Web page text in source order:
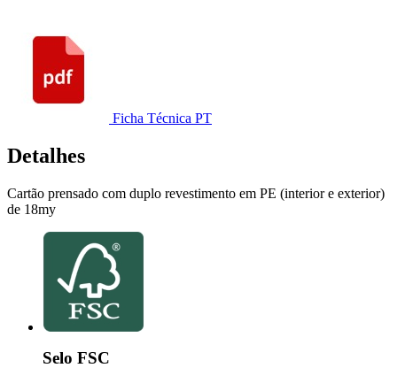
Ficha Técnica PT
Detalhes
Cartão prensado com duplo revestimento em PE (interior e exterior)
de 18my
Selo FSC